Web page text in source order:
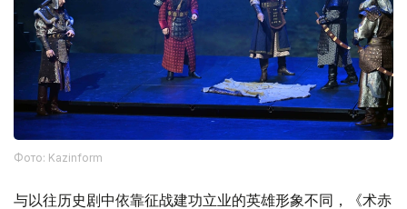
Фото: Kazinform
与以往历史剧中依靠征战建功立业的英雄形象不同，《术赤